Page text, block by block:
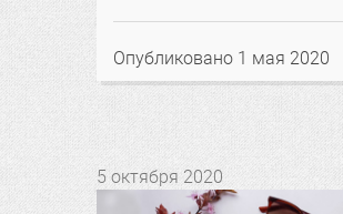
Опубликовано 1 мая 2020
5 октября 2020